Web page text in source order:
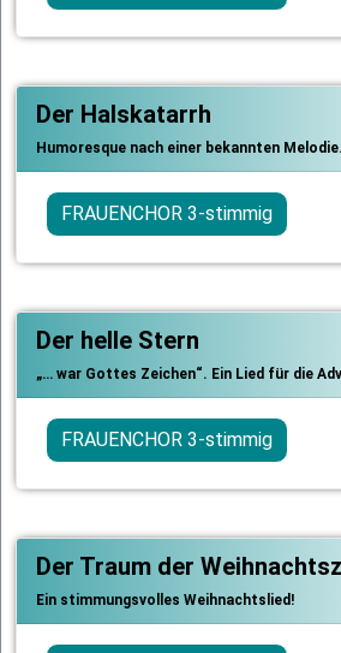
Der Halskatarrh
Humoresque nach einer bekannten Melodie.
FRAUENCHOR 3-stimmig
Der helle Stern
„… war Gottes Zeichen“. Ein Lied für die
FRAUENCHOR 3-stimmig
Der Traum der
Ein stimmungsvolles Weihnachtslied!